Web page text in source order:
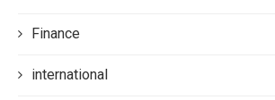
Finance
international